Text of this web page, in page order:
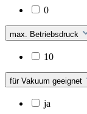
0
max. Betriebsdruck
10
für Vakuum geeignet
ja